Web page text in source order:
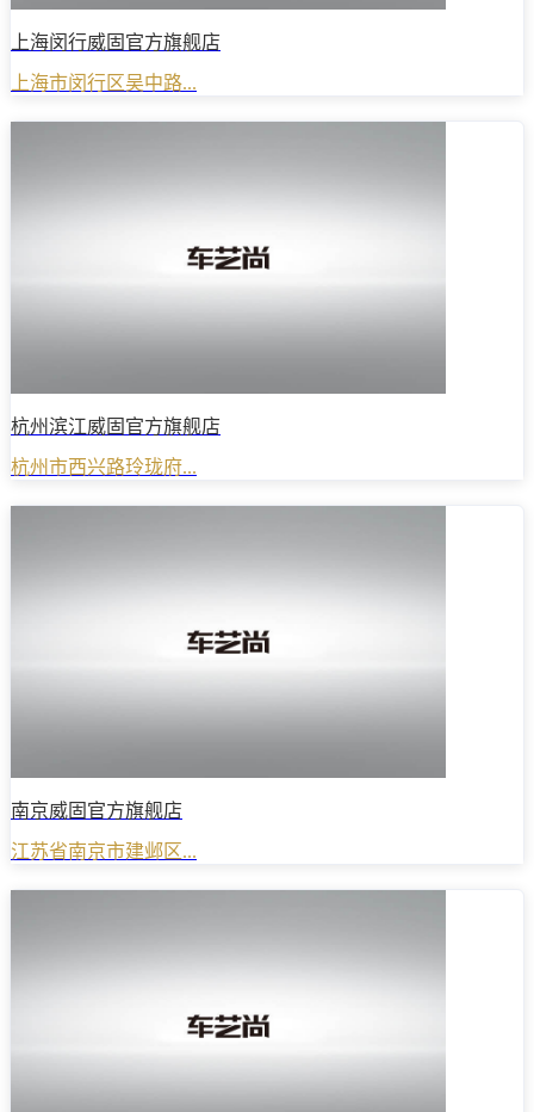
上海闵行威固官方旗舰店
上海市闵行区吴中路...
杭州滨江威固官方旗舰店
杭州市西兴路玲珑府...
南京威固官方旗舰店
江苏省南京市建邺区...